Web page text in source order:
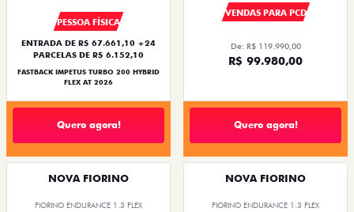
PESSOA FÍSICA
ENTRADA DE R$ 67.661,10 +24
PARCELAS DE R$ 6.152,10
FASTBACK IMPETUS TURBO 200 HYBRID
FLEX AT 2026
Quero agora!
VENDAS PARA PCD
De: R$ 119.990,00
R$ 99.980,00
Quero agora!
NOVA FIORINO
FIORINO ENDURANCE 1.3 FLEX
NOVA FIORINO
FIORINO ENDURANCE 1.3 FLEX